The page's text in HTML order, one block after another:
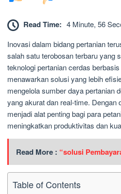
Read Time: 4 Minute, 56
Inovasi dalam bidang pertanian
salah satu terobosan terbaru yang
teknologi pertanian cerdas
menawarkan solusi yang lebih
mengelola sumber daya pertanian
yang akurat dan real-time. Dengan
menjadi alat penting bagi para
meningkatkan produktivitas dan
Read More : “solusi
Table of Contents